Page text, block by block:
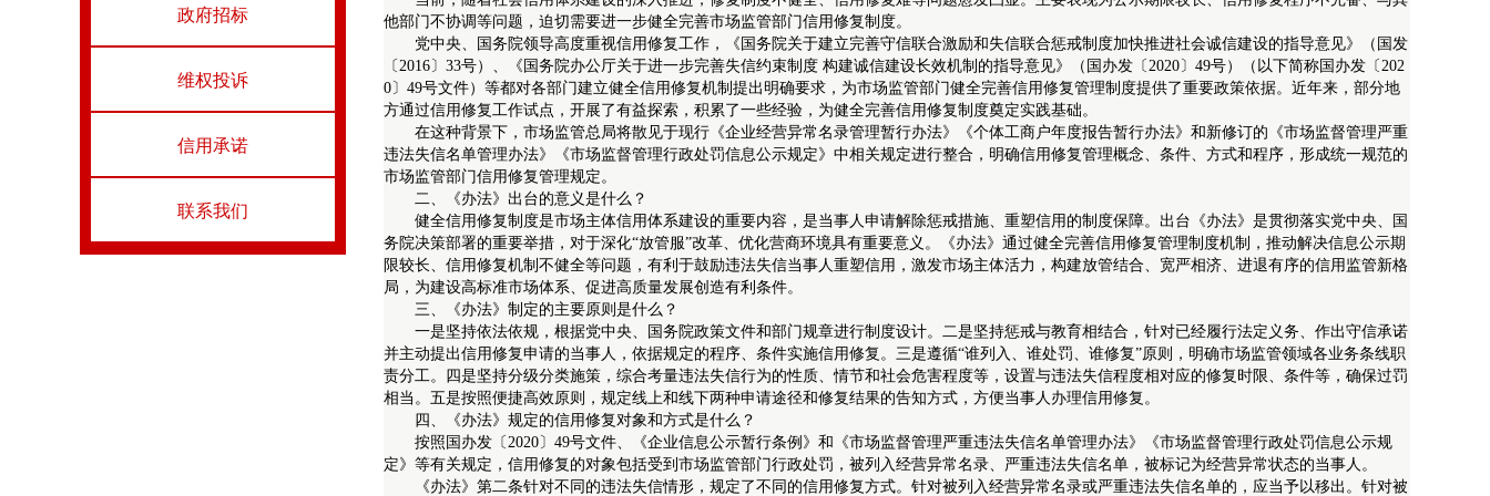
政府招标
维权投诉
信用承诺
联系我们
他部门不协调等问题，迫切需要进一步健全完善市场监管部门信用修复制度。
党中央、国务院领导高度重视信用修复工作，《国务院关于建立完善守信联合激励和失信联合惩戒制度加快推进社会诚信建设的指导意见》（国发
〔2016〕33号）、《国务院办公厅关于进一步完善失信约束制度 构建诚信建设长效机制的指导意见》（国办发〔2020〕49号）（以下简称国办发〔202
0〕49号文件）等都对各部门建立健全信用修复机制提出明确要求，为市场监管部门健全完善信用修复管理制度提供了重要政策依据。近年来，部分地
方通过信用修复工作试点，开展了有益探索，积累了一些经验，为健全完善信用修复制度奠定实践基础。
在这种背景下，市场监管总局将散见于现行《企业经营异常名录管理暂行办法》《个体工商户年度报告暂行办法》和新修订的《市场监督管理严重
违法失信名单管理办法》《市场监督管理行政处罚信息公示规定》中相关规定进行整合，明确信用修复管理概念、条件、方式和程序，形成统一规范的
市场监管部门信用修复管理规定。
二、《办法》出台的意义是什么？
健全信用修复制度是市场主体信用体系建设的重要内容，是当事人申请解除惩戒措施、重塑信用的制度保障。出台《办法》是贯彻落实党中央、国
务院决策部署的重要举措，对于深化“放管服”改革、优化营商环境具有重要意义。《办法》通过健全完善信用修复管理制度机制，推动解决信息公示期
限较长、信用修复机制不健全等问题，有利于鼓励违法失信当事人重塑信用，激发市场主体活力，构建放管结合、宽严相济、进退有序的信用监管新格
局，为建设高标准市场体系、促进高质量发展创造有利条件。
三、《办法》制定的主要原则是什么？
一是坚持依法依规，根据党中央、国务院政策文件和部门规章进行制度设计。二是坚持惩戒与教育相结合，针对已经履行法定义务、作出守信承诺
并主动提出信用修复申请的当事人，依据规定的程序、条件实施信用修复。三是遵循“谁列入、谁处罚、谁修复”原则，明确市场监管领域各业务条线职
责分工。四是坚持分级分类施策，综合考量违法失信行为的性质、情节和社会危害程度等，设置与违法失信程度相对应的修复时限、条件等，确保过罚
相当。五是按照便捷高效原则，规定线上和线下两种申请途径和修复结果的告知方式，方便当事人办理信用修复。
四、《办法》规定的信用修复对象和方式是什么？
按照国办发〔2020〕49号文件、《企业信息公示暂行条例》和《市场监督管理严重违法失信名单管理办法》《市场监督管理行政处罚信息公示规
定》等有关规定，信用修复的对象包括受到市场监管部门行政处罚，被列入经营异常名录、严重违法失信名单，被标记为经营异常状态的当事人。
《办法》第二条针对不同的违法失信情形，规定了不同的信用修复方式。针对被列入经营异常名录或严重违法失信名单的，应当予以移出。针对被